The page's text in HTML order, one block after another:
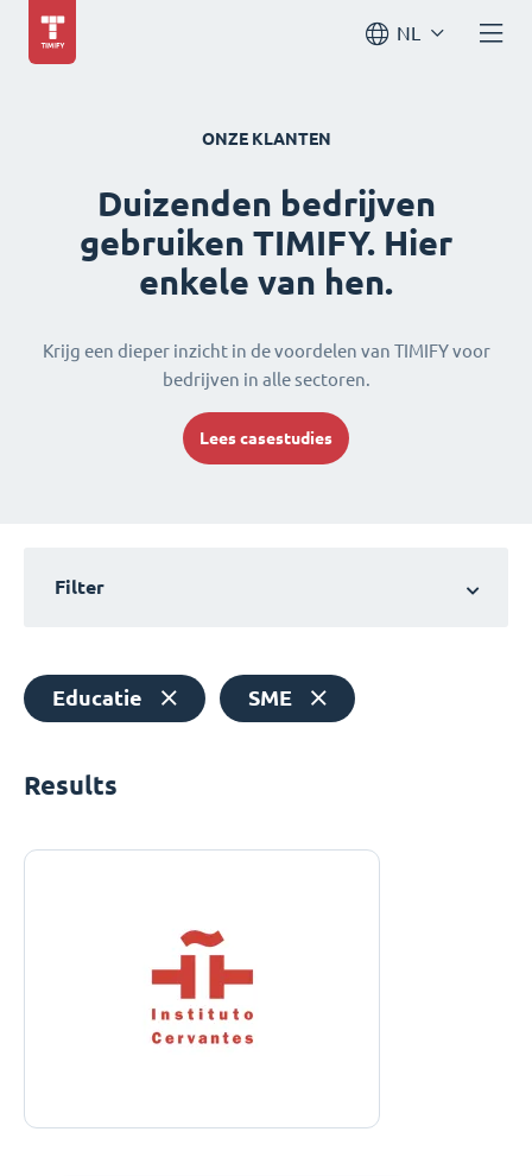
NL
ONZE KLANTEN
Duizenden bedrijven
gebruiken TIMIFY. Hier
enkele van hen.
Krijg een dieper inzicht in de voordelen van TIMIFY voor
bedrijven in alle sectoren.
Lees casestudies
Filter
Educatie SME
Results